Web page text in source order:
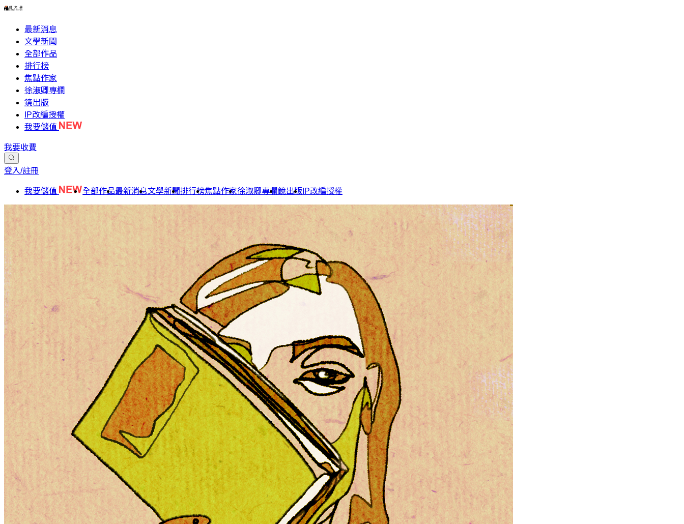
最新消息
文學新聞
全部作品
排行榜
焦點作家
徐淑卿專欄
鏡出版
IP改編授權
我要儲值
我要收費
登入/註冊
我要儲值 全部作品最新消息文學新聞排行榜焦點作家徐淑卿專欄鏡出版 IP改編授權